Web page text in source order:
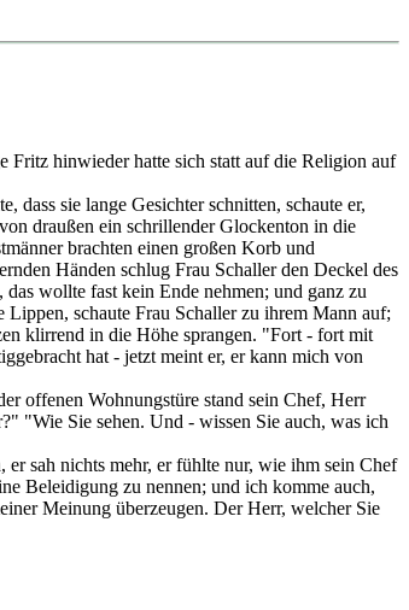
Fritz hinwieder hatte sich statt auf die Religion auf
sie lange Gesichter schnitten, schaute er,
draußen ein schrillender Glockenton in die
brachten einen großen Korb und
Händen schlug Frau Schaller den Deckel des
wollte fast kein Ende nehmen; und ganz zu
schaute Frau Schaller zu ihrem Mann auf;
klirrend in die Höhe sprangen. "Fort - fort mit
hat - jetzt meint er, er kann mich von
offenen Wohnungstüre stand sein Chef, Herr
"Wie Sie sehen. Und - wissen Sie auch, was ich
sah nichts mehr, er fühlte nur, wie ihm sein Chef
Beleidigung zu nennen; und ich komme auch,
Meinung überzeugen. Der Herr, welcher Sie